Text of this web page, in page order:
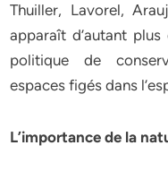
Thuiller, Lavorel,
apparaît d’autant
politique de
espaces figés dans
L’importance de la